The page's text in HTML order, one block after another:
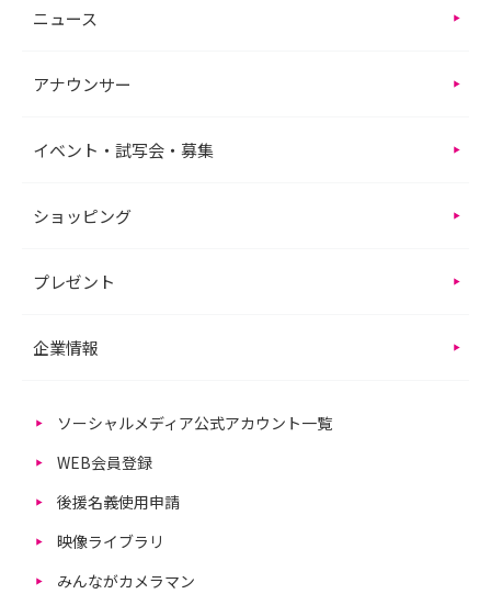
ニュース
アナウンサー
イベント・試写会・募集
ショッピング
プレゼント
企業情報
ソーシャルメディア公式アカウント一覧
WEB会員登録
後援名義使用申請
映像ライブラリ
みんながカメラマン